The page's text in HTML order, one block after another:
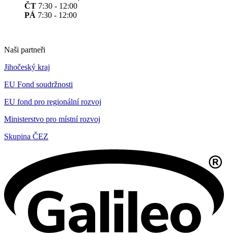
ČT 7:30 - 12:00
PÁ 7:30 - 12:00
Naši partneři
Jihočeský kraj
EU Fond soudržnosti
EU fond pro regionální rozvoj
Ministerstvo pro místní rozvoj
Skupina ČEZ